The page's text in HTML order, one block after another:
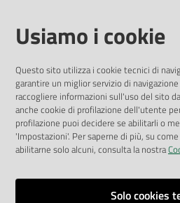
Amministrazione Trasparente
Pubblicità legale
Privacy Policy
Attuazione Misure PNRR
Liste di Attesa
ENTI, IMPRESE E PARTNER
Fatturazione Elettronica
Usiamo i cookie
Questo sito utilizza i cookie tecnici di
garantire un miglior servizio di
raccogliere informazioni sull'uso del sito
anche cookie di profilazione dell'utente
profilazione puoi decidere se abilitarli o
'Impostazioni'. Per saperne di più, su
abilitarne solo alcuni, consulta la nostra
Solo cookies